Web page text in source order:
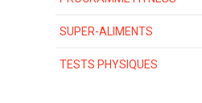
SUPER-ALIMENTS
TESTS PHYSIQUES